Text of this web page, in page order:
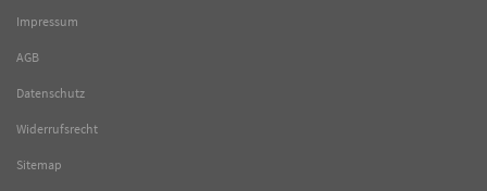
Impressum
AGB
Datenschutz
Widerrufsrecht
Sitemap